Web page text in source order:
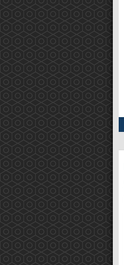
EN MECÀNICA,
Entrada completa »